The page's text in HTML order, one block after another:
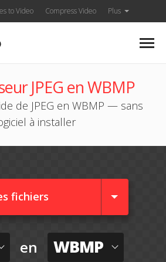
to Video Compress Video Plus
JPEG en WBMP
de JPEG en WBMP — sans
à installer
fichiers
en WBMP